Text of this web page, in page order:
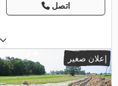
اتصل
إعلان صغير